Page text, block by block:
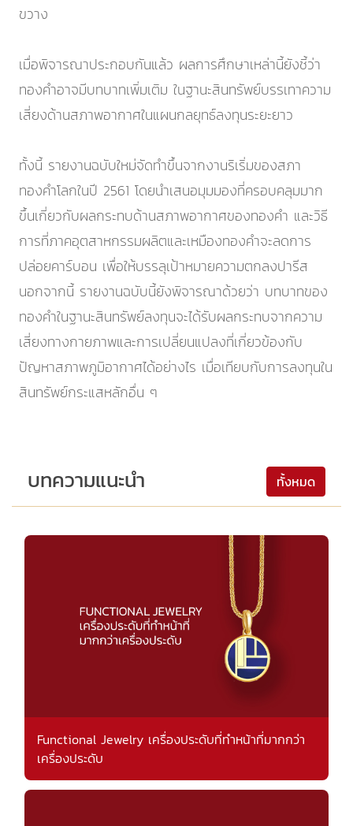
ขวาง
เมื่อพิจารณาประกอบกันแล้ว ผลการศึกษาเหล่านี้ยังชี้ว่า
ทองคำอาจมีบทบาทเพิ่มเติม ในฐานะสินทรัพย์บรรเทาความ
เสี่ยงด้านสภาพอากาศในแผนกลยุทธ์ลงทุนระยะยาว
ทั้งนี้ รายงานฉบับใหม่จัดทำขึ้นจากงานริเริ่มของสภา
ทองคำโลกในปี 2561 โดยนำเสนอมุมมองที่ครอบคลุมมาก
ขึ้นเกี่ยวกับผลกระทบด้านสภาพอากาศของทองคำ และวิธี
การที่ภาคอุตสาหกรรมผลิตและเหมืองทองคำจะลดการ
ปล่อยคาร์บอน เพื่อให้บรรลุเป้าหมายความตกลงปารีส
นอกจากนี้ รายงานฉบับนี้ยังพิจารณาด้วยว่า บทบาทของ
ทองคำในฐานะสินทรัพย์ลงทุนจะได้รับผลกระทบจากความ
เสี่ยงทางกายภาพและการเปลี่ยนแปลงที่เกี่ยวข้องกับ
ปัญหาสภาพภูมิอากาศได้อย่างไร เมื่อเทียบกับการลงทุนใน
สินทรัพย์กระแสหลักอื่น ๆ
บทความแนะนำ ทั้งหมด
Functional Jewelry เครื่องประดับที่ทำหน้าที่มากกว่า
เครื่องประดับ